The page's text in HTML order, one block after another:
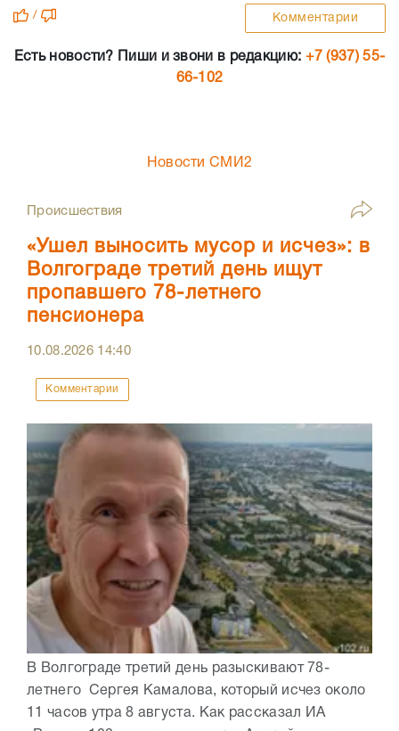
/ Комментарии
Есть новости? Пиши и звони в редакцию: +7 (937) 55-
66-102
Новости СМИ2
Происшествия
«Ушел выносить мусор и исчез»: в
Волгограде третий день ищут
пропавшего 78-летнего
пенсионера
10.08.2026 14:40
Комментарии
В Волгограде третий день разыскивают 78-
летнего Сергея Камалова, который исчез около
11 часов утра 8 августа. Как рассказал ИА